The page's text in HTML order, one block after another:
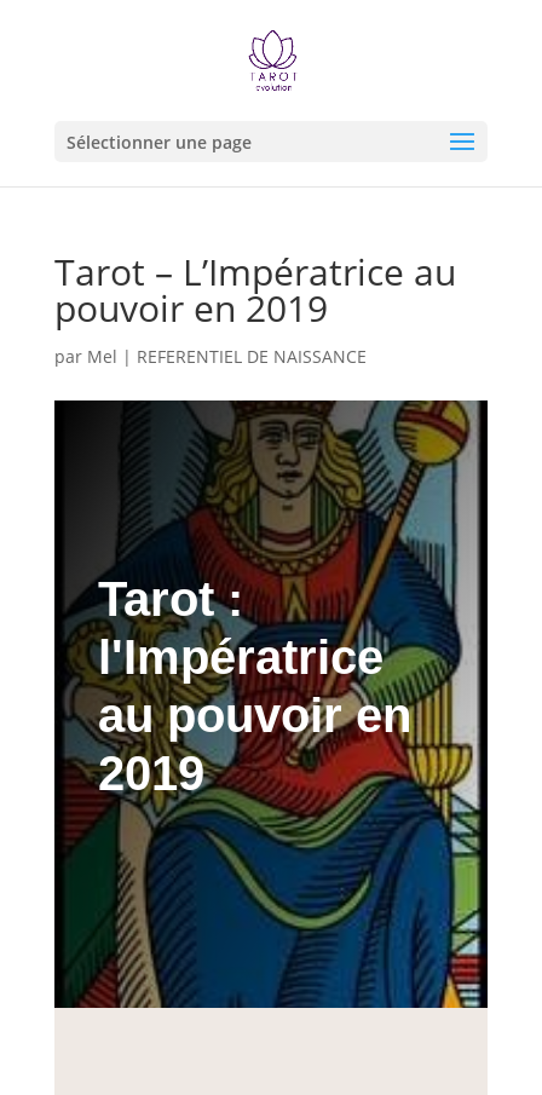
Sélectionner une page
Tarot – L’Impératrice au
pouvoir en 2019
par Mel | REFERENTIEL DE NAISSANCE
Tarot :
l'Impératrice
au pouvoir en
2019